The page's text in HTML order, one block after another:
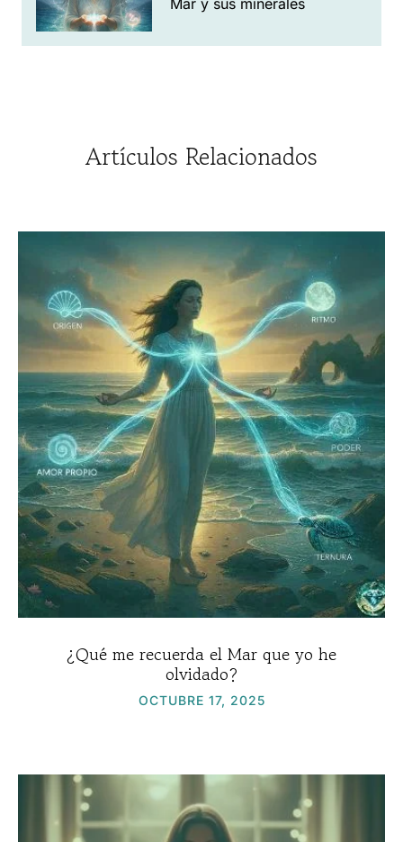
Mar y sus minerales
Artículos Relacionados
¿Qué me recuerda el Mar que yo he
olvidado?
OCTUBRE 17, 2025